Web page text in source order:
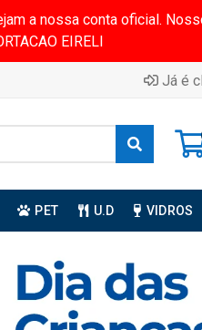
a nossa conta oficial.
EIRELI
Já é
PET U.D VIDROS